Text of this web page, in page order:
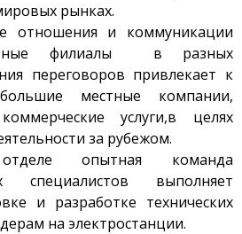
рынках.
отношения и коммуникации
филиалы в разных
переговоров привлекает к
местные компании,
услуги,в целях
за рубежом.
опытная команда
специалистов выполняет
и разработке технических
на электростанции.